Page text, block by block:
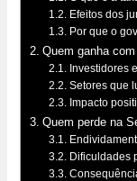
Efeitos dos
Por que o
Quem ganha
Investidores
Setores que
Impacto
Quem perde na
Dificuldades